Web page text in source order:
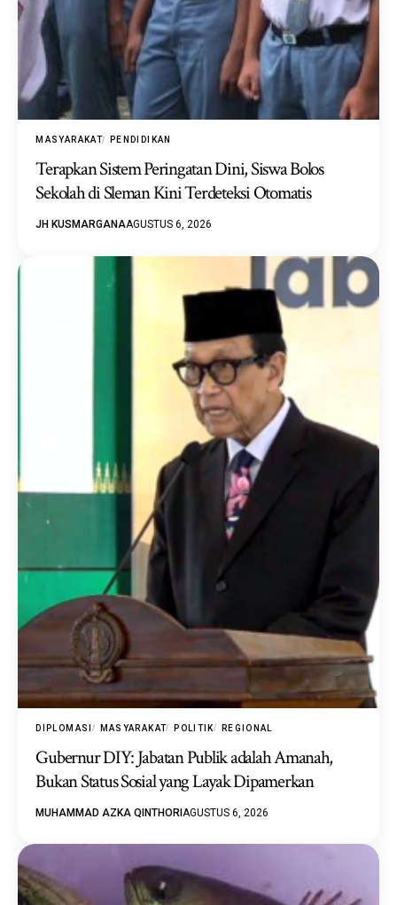
MASYARAKAT PENDIDIKAN
Terapkan Sistem Peringatan Dini, Siswa Bolos
Sekolah di Sleman Kini Terdeteksi Otomatis
JH KUSMARGANAAGUSTUS 6, 2026
DIPLOMASI MASYARAKAT POLITIK REGIONAL
Gubernur DIY: Jabatan Publik adalah Amanah,
Bukan Status Sosial yang Layak Dipamerkan
MUHAMMAD AZKA QINTHORIAGUSTUS 6, 2026